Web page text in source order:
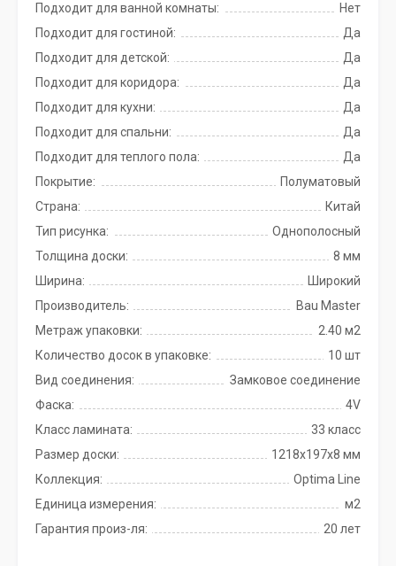
Подходит для ванной комнаты:
Нет
Подходит для гостиной:
Да
Подходит для детской:
Да
Подходит для коридора:
Да
Подходит для кухни:
Да
Подходит для спальни:
Да
Подходит для теплого пола:
Да
Покрытие:
Полуматовый
Страна:
Китай
Тип рисунка:
Однополосный
Толщина доски:
8 мм
Ширина:
Широкий
Производитель:
Bau Master
Метраж упаковки:
2.40 м2
Количество досок в упаковке:
10 шт
Вид соединения:
Замковое соединение
Фаска:
4V
Класс ламината:
33 класс
Размер доски:
1218х197х8 мм
Коллекция:
Optima Line
Единица измерения:
м2
Гарантия произ-ля:
20 лет